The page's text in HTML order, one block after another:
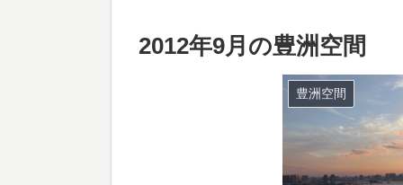
2012年9月の豊洲空間
豊洲空間